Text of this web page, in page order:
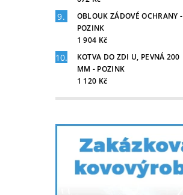
OBLOUK ZÁDOVÉ OCHRANY -
POZINK
1 904 Kč
KOTVA DO ZDI U, PEVNÁ 200
MM - POZINK
1 120 Kč